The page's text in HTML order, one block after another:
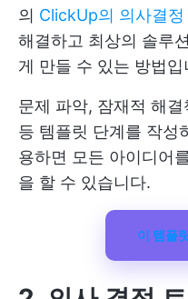
의 ClickUp의 의사결
해결하고 최상의 솔루
게 만들 수 있는 방법입
문제 파악, 잠재적 해
등 템플릿 단계를 작성
용하면 모든 아이디어
을 할 수 있습니다.
이 템플